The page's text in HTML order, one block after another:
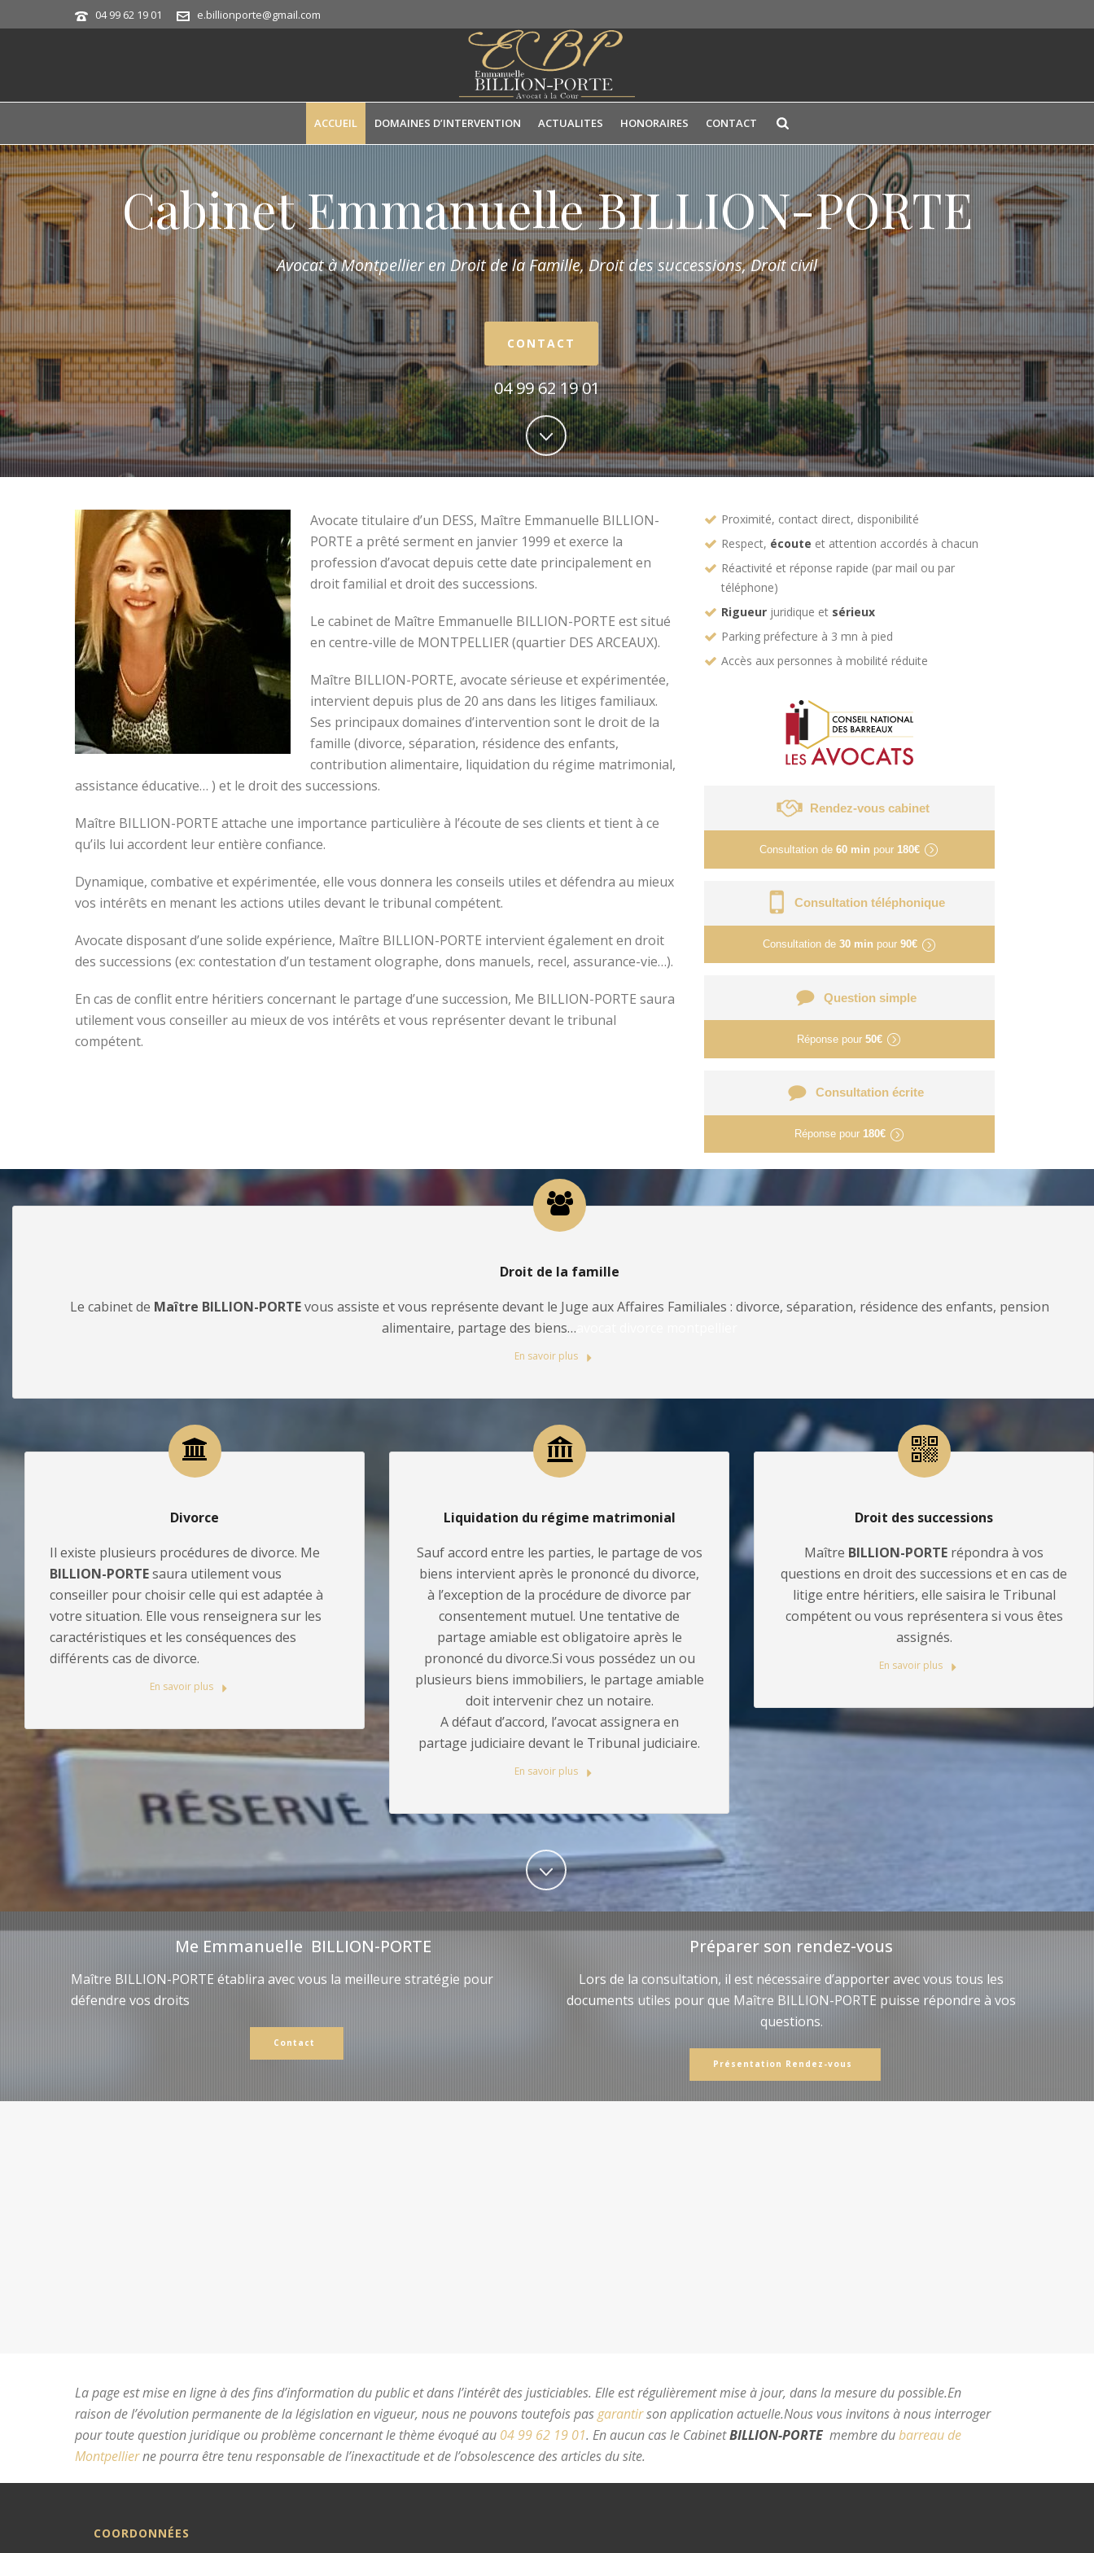
04 99 62 19 01 e.billionporte@gmail.com
ACCUEIL DOMAINES D’INTERVENTION ACTUALITES HONORAIRES CONTACT
Cabinet Emmanuelle BILLION-PORTE
Avocat à Montpellier en Droit de la Famille,Droit des successions, Droit civil
CONTACT
04 99 62 19 01
Avocate titulaire d’un DESS, Maître Emmanuelle BILLION-
PORTE a prêté serment en janvier 1999 et exerce la
profession d’avocat depuis cette date principalement en
droit familial et droit des successions.
Le cabinet de Maître Emmanuelle BILLION-PORTE est situé
en centre-ville de MONTPELLIER (quartier DES ARCEAUX).
Maître BILLION-PORTE, avocate sérieuse et expérimentée,
intervient depuis plus de 20 ans dans les litiges familiaux.
Ses principaux domaines d’intervention sont le droit de la
famille (divorce, séparation, résidence des enfants,
contribution alimentaire, liquidation du régime matrimonial,
assistance éducative… ) et le droit des successions.
Maître BILLION-PORTE attache une importance particulière à l’écoute de ses clients et tient à ce
qu’ils lui accordent leur entière confiance.
Dynamique, combative et expérimentée, elle vous donnera les conseils utiles et défendra au mieux
vos intérêts en menant les actions utiles devant le tribunal compétent.
Avocate disposant d’une solide expérience, Maître BILLION-PORTE intervient également en droit
des successions (ex: contestation d’un testament olographe, dons manuels, recel, assurance-vie…).
En cas de conflit entre héritiers concernant le partage d’une succession, Me BILLION-PORTE saura
utilement vous conseiller au mieux de vos intérêts et vous représenter devant le tribunal
compétent.
Proximité, contact direct, disponibilité
Respect, écoute et attention accordés à chacun
Réactivité et réponse rapide (par mail ou par
téléphone)
Rigueur juridique et sérieux
Parking préfecture à 3 mn à pied
Accès aux personnes à mobilité réduite
Rendez-vous cabinet
Consultation de60 min pour 180€
Consultation téléphonique
Consultation de 30 min pour 90€
Question simple
Réponse pour50€
Consultation écrite
Réponse pour 180€
Droit de la famille
Le cabinet de Maître BILLION-PORTEvous assiste et vous représente devant le Juge aux Affaires Familiales : divorce, séparation, résidence des enfants, pension
alimentaire, partage des biens…
En savoir plus
Divorce
Il existe plusieurs procédures de divorce. Me
BILLION-PORTEsaura utilement vous
conseiller pour choisir celle qui est adaptée à
votre situation. Elle vous renseignera sur les
caractéristiques et les conséquences des
différents cas de divorce.
En savoir plus
Liquidation du régime matrimonial
Sauf accord entre les parties, le partage de vos
biens intervient après le prononcé du divorce,
à l’exception de la procédure de divorce par
consentement mutuel. Une tentative de
partage amiable est obligatoire après le
prononcé du divorce.Si vous possédez un ou
plusieurs biens immobiliers, le partage amiable
doit intervenir chez un notaire.
A défaut d’accord, l’avocat assignera en
partage judiciaire devant le Tribunal judiciaire.
En savoir plus
Droit des successions
Maître BILLION-PORTE répondra à vos
questions en droit des successions et en cas de
litige entre héritiers, elle saisira le Tribunal
compétent ou vous représentera si vous êtes
assignés.
En savoir plus
Me Emmanuelle BILLION-PORTE
Maître BILLION-PORTE établira avec vous la meilleure stratégie pour
défendre vos droits
Contact
Préparer son rendez-vous
Lors de la consultation, il est nécessaire d’apporter avec vous tous les
documents utiles pour que Maître BILLION-PORTE puisse répondre à vos
questions.
Présentation Rendez-vous
La page est mise en ligne à des fins d’information du public et dans l’intérêt des justiciables. Elle est régulièrement mise à jour, dans la mesure du possible.En
raison de l’évolution permanente de la législation en vigueur, nous ne pouvons toutefois pasgarantirson application actuelle.Nous vous invitons à nous interroger
pour toute question juridique ou problème concernant le thème évoqué au 04 99 62 19 01. En aucun cas le CabinetBILLION-PORTE membre dubarreau de
Montpellierne pourra être tenu responsable de l’inexactitude et de l’obsolescence des articles du site.
COORDONNÉES